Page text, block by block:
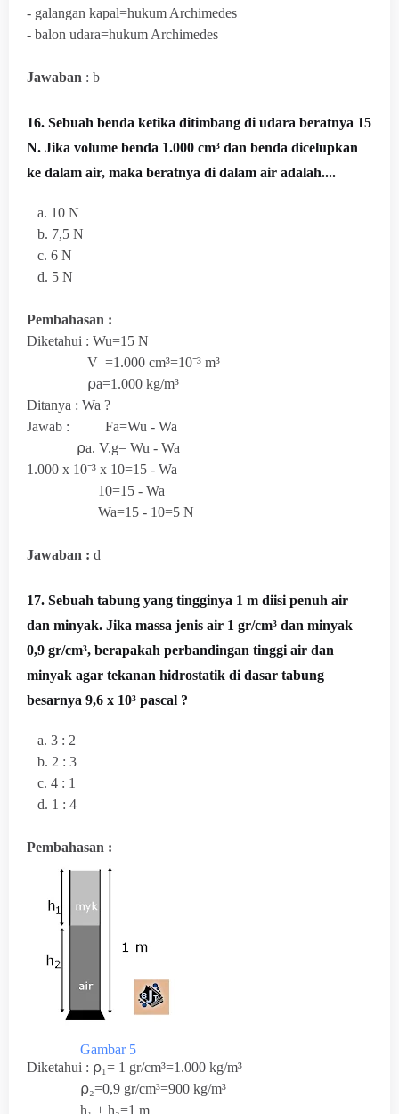
- galangan kapal=hukum Archimedes
- balon udara=hukum Archimedes
Jawaban : b
16. Sebuah benda ketika ditimbang di udara beratnya 15
N. Jika volume benda 1.000 cm³ dan benda dicelupkan
ke dalam air, maka beratnya di dalam air adalah....
a. 10 N
b. 7,5 N
c. 6 N
d. 5 N
Pembahasan :
Diketahui : Wu=15 N
V =1.000 cm³=10⁻³ m³
⍴a=1.000 kg/m³
Ditanya : Wa ?
Jawab : Fa=Wu - Wa
⍴a. V.g= Wu - Wa
1.000 x 10⁻³ x 10=15 - Wa
10=15 - Wa
Wa=15 - 10=5 N
Jawaban : d
17. Sebuah tabung yang tingginya 1 m diisi penuh air
dan minyak. Jika massa jenis air 1 gr/cm³ dan minyak
0,9 gr/cm³, berapakah perbandingan tinggi air dan
minyak agar tekanan hidrostatik di dasar tabung
besarnya 9,6 x 10³ pascal ?
a. 3 : 2
b. 2 : 3
c. 4 : 1
d. 1 : 4
Pembahasan :
Gambar 5
Diketahui : ⍴₁= 1 gr/cm³=1.000 kg/m³
⍴₂=0,9 gr/cm³=900 kg/m³
h₁ + h₂=1 m